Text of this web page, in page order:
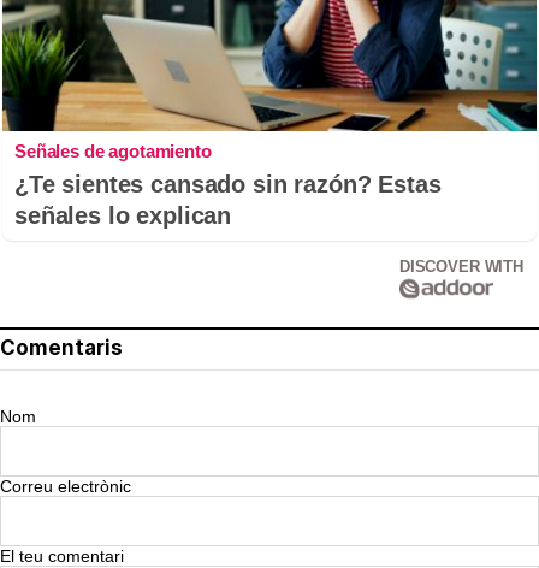
Señales de agotamiento
¿Te sientes cansado sin razón? Estas
señales lo explican
DISCOVER WITH
Comentaris
Nom
Correu electrònic
El teu comentari